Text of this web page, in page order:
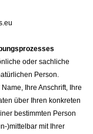
oder sachliche
Person.
Ihre Anschrift, Ihre
über Ihren konkreten
bestimmten Person
)mittelbar mit Ihrer